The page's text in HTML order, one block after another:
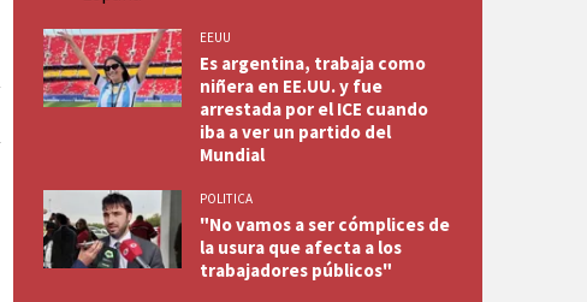
EEUU
Es argentina, trabaja como
niñera en EE.UU. y fue
arrestada por el ICE cuando
iba a ver un partido del
Mundial
POLITICA
"No vamos a ser cómplices de
la usura que afecta a los
trabajadores públicos"